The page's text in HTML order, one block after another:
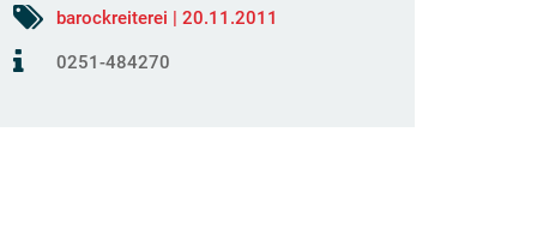
barockreiterei | 20.11.2011
0251-484270